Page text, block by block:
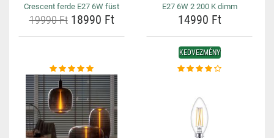
Crescent ferde E27 6W füst
19990 Ft18990 Ft
E27 6W 2 200 K dimm
14990 Ft
KEDVEZMÉNY